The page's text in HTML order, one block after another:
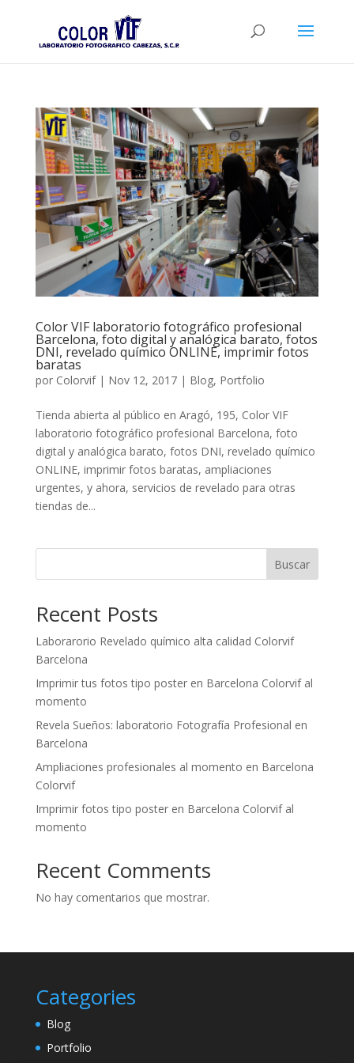
Color VIF laboratorio fotográfico profesional
Barcelona, foto digital y analógica barato, fotos
DNI, revelado químico ONLINE, imprimir fotos
baratas
por Colorvif| Nov 12, 2017| Blog, Portfolio
Tienda abierta al público en Aragó, 195, Color VIF
laboratorio fotográfico profesional Barcelona, foto
digital y analógica barato, fotos DNI, revelado químico
ONLINE, imprimir fotos baratas, ampliaciones
urgentes, y ahora, servicios de revelado para otras
tiendas de...
Buscar
Recent Posts
Laborarorio Revelado químico alta calidad Colorvif
Barcelona
Imprimir tus fotos tipo poster en Barcelona Colorvif al
momento
Revela Sueños: laboratorio Fotografía Profesional en
Barcelona
Ampliaciones profesionales al momento en Barcelona
Colorvif
Imprimir fotos tipo poster en Barcelona Colorvif al
momento
Recent Comments
No hay comentarios que mostrar.
Categories
Blog
Portfolio